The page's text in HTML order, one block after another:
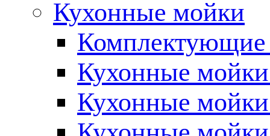
Кухонные мойки
Комплектующие
Кухонные мойки
Кухонные